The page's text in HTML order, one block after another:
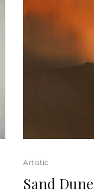
Artistic
Sand